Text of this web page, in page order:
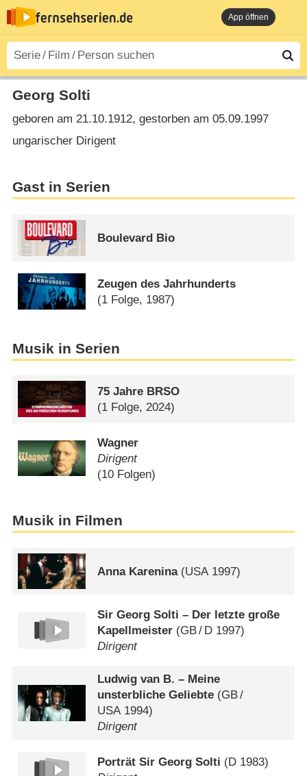
App öffnen
Georg Solti
geboren am 21.10.1912, gestorben am 05.09.1997
ungarischer Dirigent
Gast in Serien
Boulevard Bio
Zeugen des Jahrhunderts
(1 Folge, 1987)
Musik in Serien
75 Jahre BRSO
(1 Folge, 2024)
Wagner
Dirigent
(10 Folgen)
Musik in Filmen
Anna Karenina(USA 1997)
Sir Georg Solti – Der letzte große
Kapellmeister (GB/ D 1997)
Dirigent
Ludwig van B. – Meine
unsterbliche Geliebte (GB/
USA1994)
Dirigent
Porträt Sir Georg Solti (D 1983)